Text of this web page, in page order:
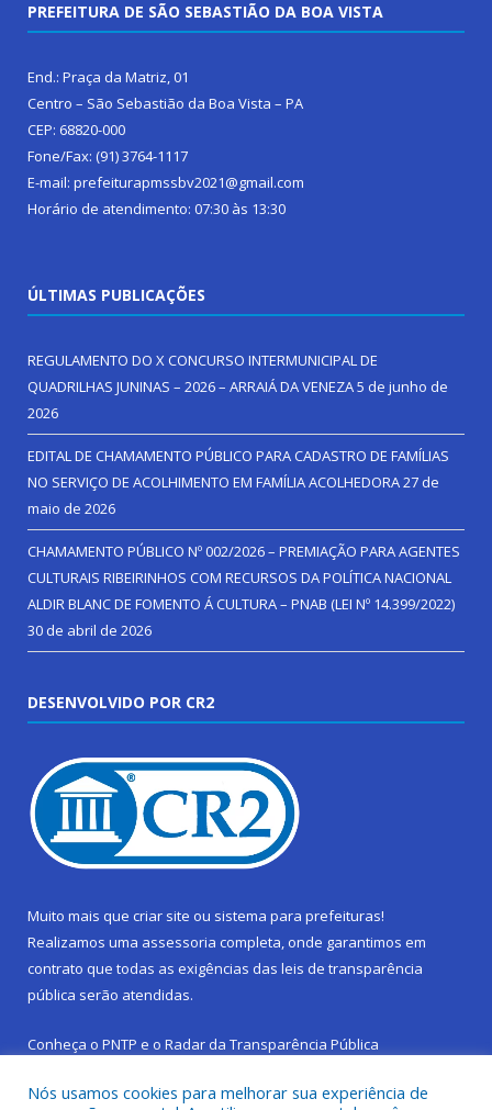
PREFEITURA DE SÃO SEBASTIÃO DA BOA VISTA
End.: Praça da Matriz, 01
Centro – São Sebastião da Boa Vista – PA
CEP: 68820-000
Fone/Fax: (91) 3764-1117
E-mail: prefeiturapmssbv2021@gmail.com
Horário de atendimento: 07:30 às 13:30
ÚLTIMAS PUBLICAÇÕES
REGULAMENTO DO X CONCURSO INTERMUNICIPAL DE
QUADRILHAS JUNINAS – 2026 – ARRAIÁ DA VENEZA5 de junho de
2026
EDITAL DE CHAMAMENTO PÚBLICO PARA CADASTRO DE FAMÍLIAS
NO SERVIÇO DE ACOLHIMENTO EM FAMÍLIA ACOLHEDORA27 de
maio de 2026
CHAMAMENTO PÚBLICO Nº 002/2026 – PREMIAÇÃO PARA AGENTES
CULTURAIS RIBEIRINHOS COM RECURSOS DA POLÍTICA NACIONAL
ALDIR BLANC DE FOMENTO Á CULTURA – PNAB (LEI Nº 14.399/2022)
30 de abril de 2026
DESENVOLVIDO POR CR2
Muito mais que criar site ou sistema para prefeituras!
Realizamos uma assessoria completa, onde garantimos em
contrato que todas as exigências das leis de transparência
pública serão atendidas.
Conheça o PNTP e o Radar da Transparência Pública
Nós usamos cookies para melhorar sua experiência de